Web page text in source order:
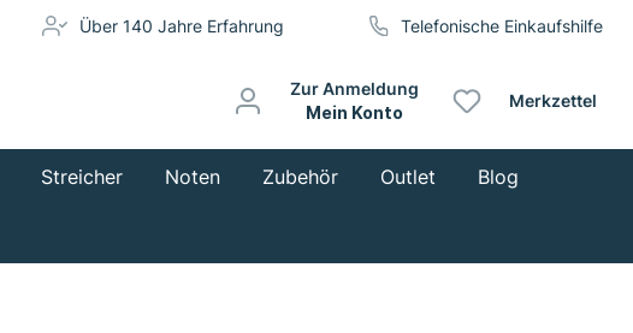
Über 140 Jahre Erfahrung Telefonische Einkaufshilfe
Zur Anmeldung
Mein Konto
Merkzettel
Streicher Noten Zubehör Outlet Blog